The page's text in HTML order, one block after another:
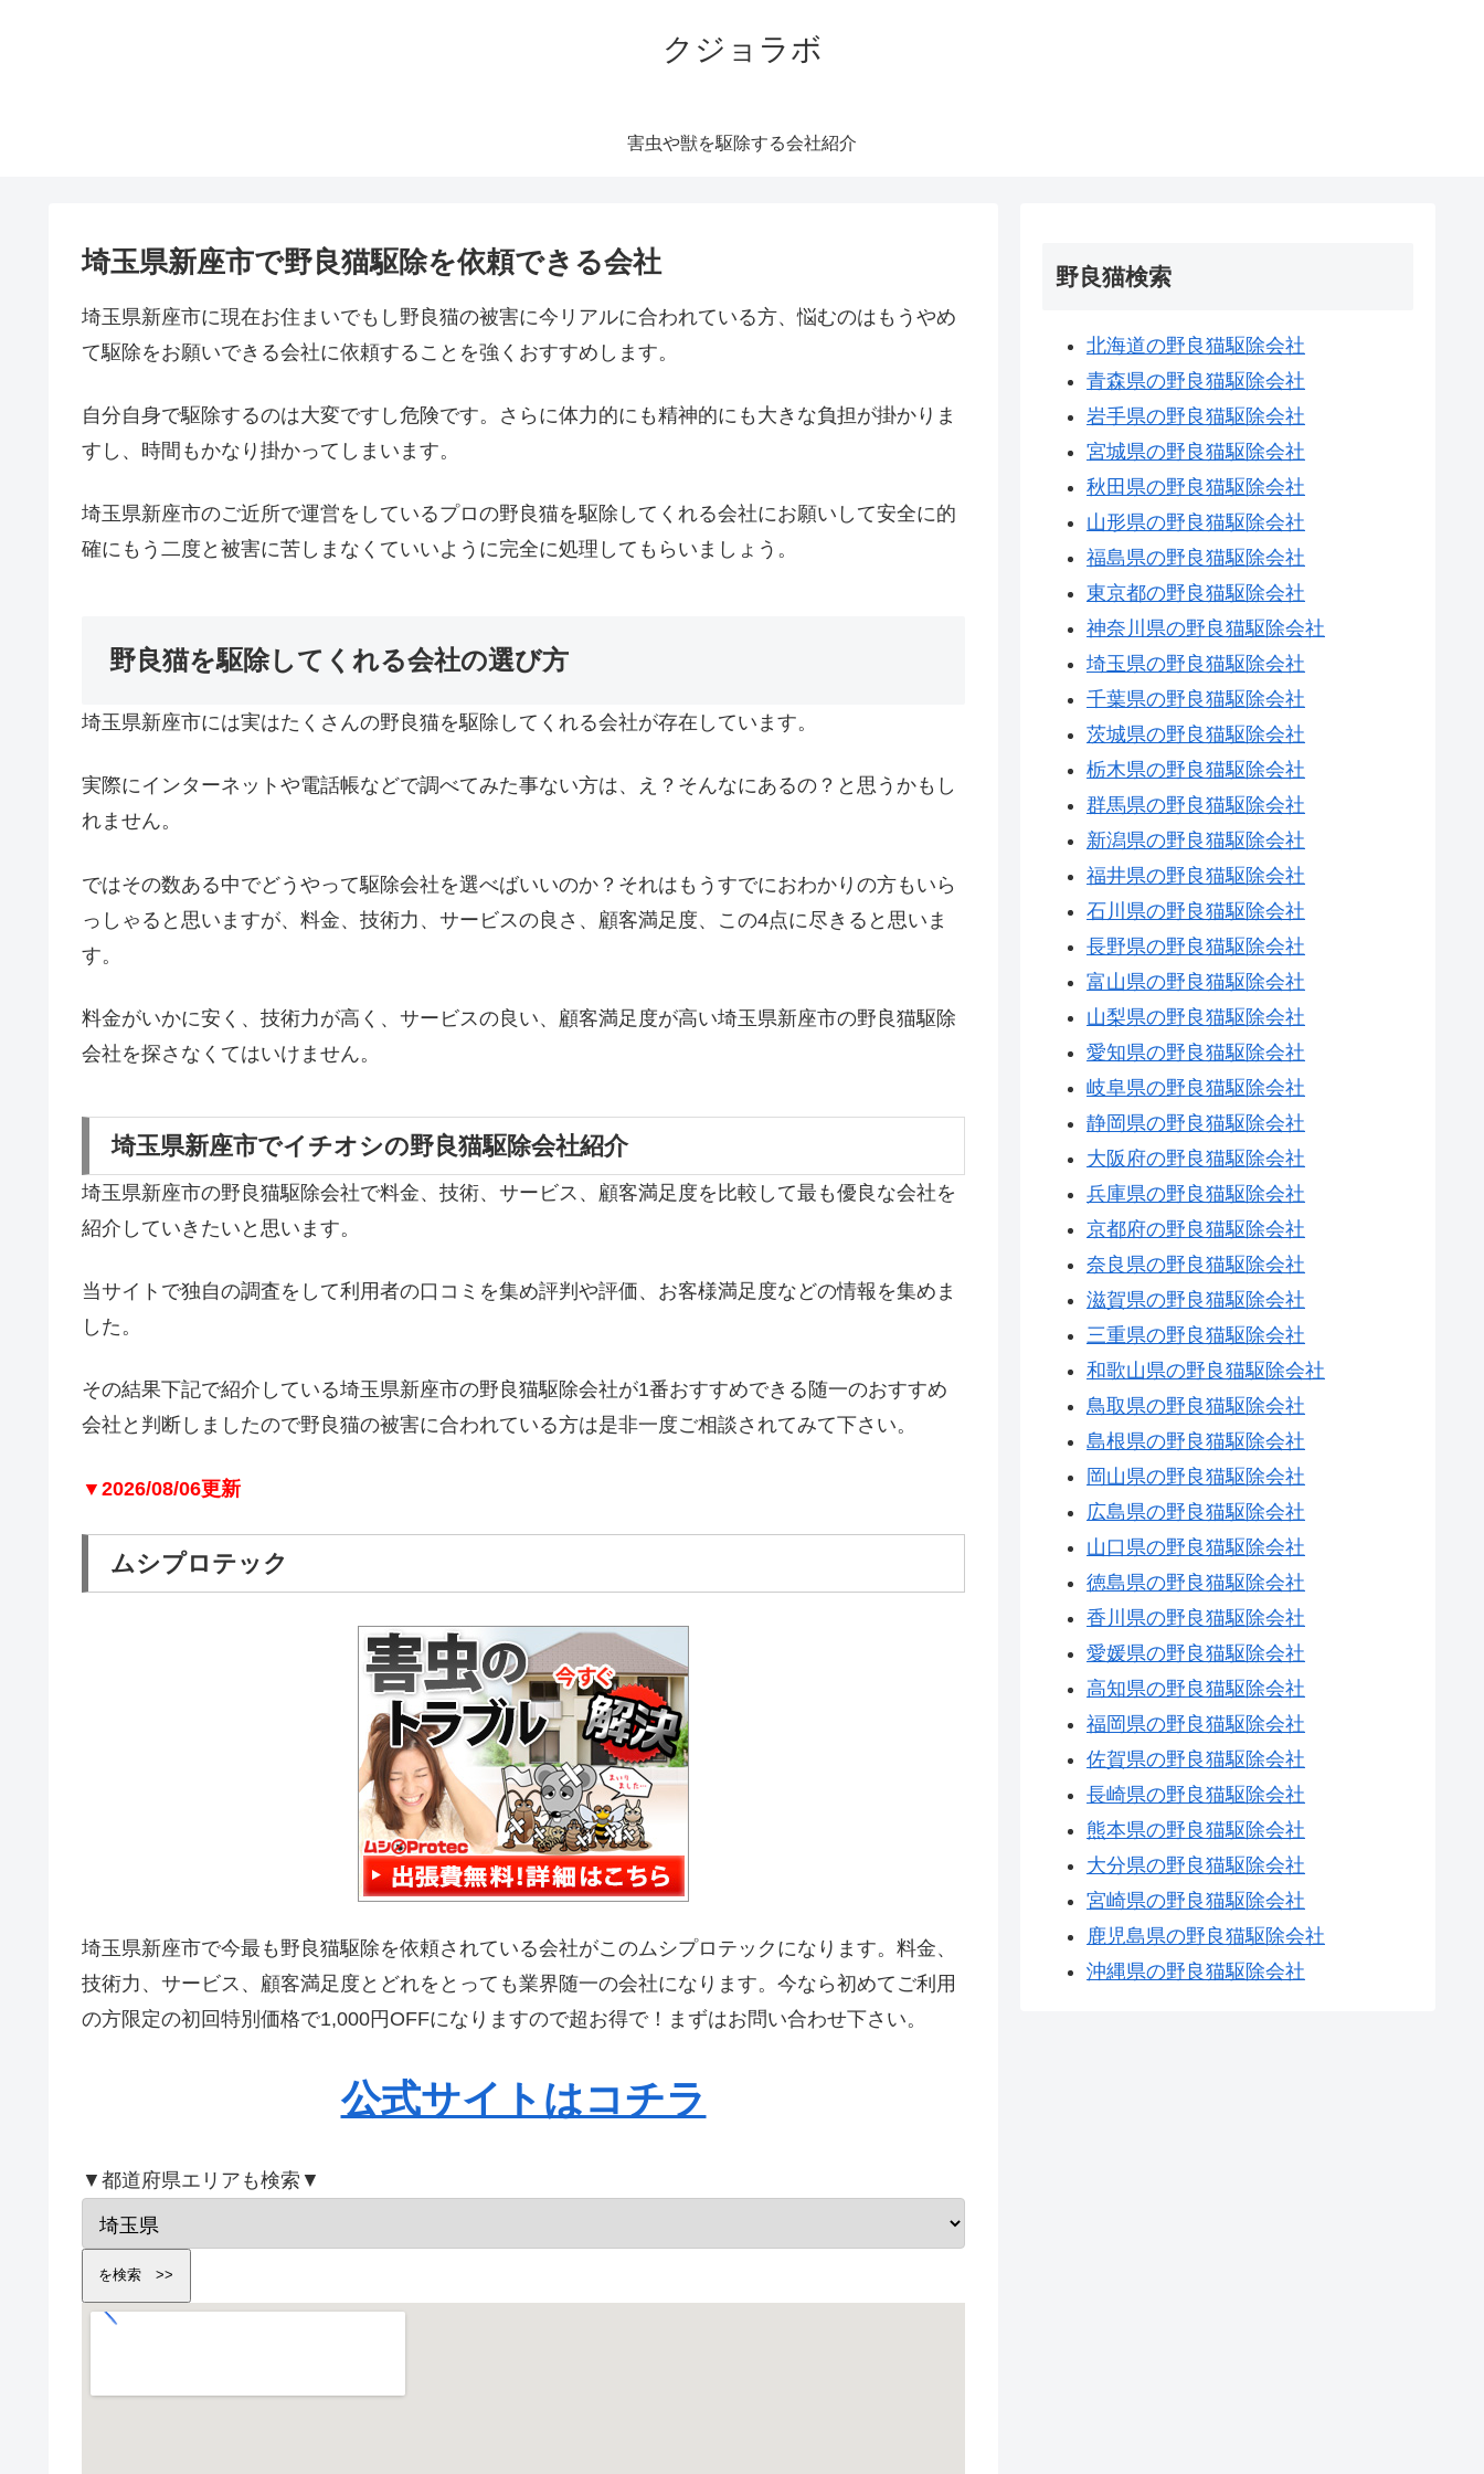
クジョラボ
害虫や獣を駆除する会社紹介
埼玉県新座市で野良猫駆除を依頼できる会社
埼玉県新座市に現在お住まいでもし野良猫の被害に今リアルに合われている方、悩むのはもうやめ
て駆除をお願いできる会社に依頼することを強くおすすめします。
自分自身で駆除するのは大変ですし危険です。さらに体力的にも精神的にも大きな負担が掛かりま
すし、時間もかなり掛かってしまいます。
埼玉県新座市のご近所で運営をしているプロの野良猫を駆除してくれる会社にお願いして安全に的
確にもう二度と被害に苦しまなくていいように完全に処理してもらいましょう。
野良猫を駆除してくれる会社の選び方
埼玉県新座市には実はたくさんの野良猫を駆除してくれる会社が存在しています。
実際にインターネットや電話帳などで調べてみた事ない方は、え？そんなにあるの？と思うかもし
れません。
ではその数ある中でどうやって駆除会社を選べばいいのか？それはもうすでにおわかりの方もいら
っしゃると思いますが、料金、技術力、サービスの良さ、顧客満足度、この4点に尽きると思いま
す。
料金がいかに安く、技術力が高く、サービスの良い、顧客満足度が高い埼玉県新座市の野良猫駆除
会社を探さなくてはいけません。
埼玉県新座市でイチオシの野良猫駆除会社紹介
埼玉県新座市の野良猫駆除会社で料金、技術、サービス、顧客満足度を比較して最も優良な会社を
紹介していきたいと思います。
当サイトで独自の調査をして利用者の口コミを集め評判や評価、お客様満足度などの情報を集めま
した。
その結果下記で紹介している埼玉県新座市の野良猫駆除会社が1番おすすめできる随一のおすすめ
会社と判断しましたので野良猫の被害に合われている方は是非一度ご相談されてみて下さい。
▼2026/08/06更新
ムシプロテック
埼玉県新座市で今最も野良猫駆除を依頼されている会社がこのムシプロテックになります。料金、
技術力、サービス、顧客満足度とどれをとっても業界随一の会社になります。今なら初めてご利用
の方限定の初回特別価格で1,000円OFFになりますので超お得で！まずはお問い合わせ下さい。
公式サイトはコチラ
▼都道府県エリアも検索▼
野良猫検索
北海道の野良猫駆除会社
青森県の野良猫駆除会社
岩手県の野良猫駆除会社
宮城県の野良猫駆除会社
秋田県の野良猫駆除会社
山形県の野良猫駆除会社
福島県の野良猫駆除会社
東京都の野良猫駆除会社
神奈川県の野良猫駆除会社
埼玉県の野良猫駆除会社
千葉県の野良猫駆除会社
茨城県の野良猫駆除会社
栃木県の野良猫駆除会社
群馬県の野良猫駆除会社
新潟県の野良猫駆除会社
福井県の野良猫駆除会社
石川県の野良猫駆除会社
長野県の野良猫駆除会社
富山県の野良猫駆除会社
山梨県の野良猫駆除会社
愛知県の野良猫駆除会社
岐阜県の野良猫駆除会社
静岡県の野良猫駆除会社
大阪府の野良猫駆除会社
兵庫県の野良猫駆除会社
京都府の野良猫駆除会社
奈良県の野良猫駆除会社
滋賀県の野良猫駆除会社
三重県の野良猫駆除会社
和歌山県の野良猫駆除会社
鳥取県の野良猫駆除会社
島根県の野良猫駆除会社
岡山県の野良猫駆除会社
広島県の野良猫駆除会社
山口県の野良猫駆除会社
徳島県の野良猫駆除会社
香川県の野良猫駆除会社
愛媛県の野良猫駆除会社
高知県の野良猫駆除会社
福岡県の野良猫駆除会社
佐賀県の野良猫駆除会社
長崎県の野良猫駆除会社
熊本県の野良猫駆除会社
大分県の野良猫駆除会社
宮崎県の野良猫駆除会社
鹿児島県の野良猫駆除会社
沖縄県の野良猫駆除会社